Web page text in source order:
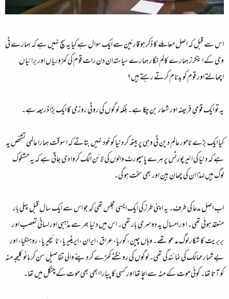
اس سے قبل کہ اصل معاملے کا ذکر ہو قارئین سے ایک سوال ہے کیا یہ سچ نہیں ہے کہ ہمارے ٹی
وی کے اینکرز ہمارے کالم نگار ہمارے سیاستدان دن رات قوم کی کمزوریاں اور برائیاں
اچھالتے اور قوم کو بدنام کرتے رہتے ہیں؟
یہ تو ایک قومی فریضہ اور شعار بن چکا ہے۔ بلکہ لوگوں کی روٹی روزی کا ایک بڑا ذریعہ ہے۔
کیا ایک بڑے نامور عالمِ دین ٹی وہی پر بیٹھ کر دنیا کو خود نہیں بتاتے کہ ا سوقت ہمارا عالمی تشخص یہ
ہے کہ دنیا کی ائیرپورٹس پر ہرے پاسپورٹ والوں کی لائن الگ کروا دی جاتی ہے کہ یہ مشکوک
لوگ ہیں لہذا ان کی چھان بین اور بھی سخت ہو گی۔
اب اصل مدعا کی طرف۔ یہ اپنی طرز کی ایک ایسی مجلس تھی کہ جو اس سے ایک سال قبل پہلی بار
منعقد ہوئی تھی۔ ا ور امسال یہ دوسری بار تھی۔ اس میں دنیا بھر سے مذہبی اور لسانی تعصب اور
بربریت کا شکار لوگ مدعو تھے۔ وہاں چین، کوریا، عراق، ایران، ایریٹیریا، نائیجیریا، روہنگیا، اور
بے شمار ممالک کی نمائندگی تھی۔ لوگوں کی رونگٹے کھڑے کر دینے والی تفاصیل سن کر مانو کلیجہ منہ
کو آتا تھا۔ کوئی موت کے منہ سے بچا تھا اور کسی کا پیارا ابھی بھی موت کے چنگل میں تھا۔